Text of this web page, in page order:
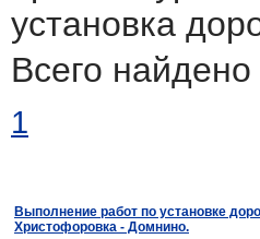
установка
Всего
1
Выполнение работ по установке
Христофоровка - Домнино.